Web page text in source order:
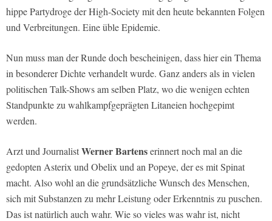
hippe Partydroge der High-Society mit den heute bekannten Folgen
und Verbreitungen. Eine üble Epidemie.
Nun muss man der Runde doch bescheinigen, dass hier ein Thema
in besonderer Dichte verhandelt wurde. Ganz anders als in vielen
politischen Talk-Shows am selben Platz, wo die wenigen echten
Standpunkte zu wahlkampfgeprägten Litaneien hochgepimt
werden.
Arzt und JournalistWerner Bartenserinnert noch mal an die
gedopten Asterix und Obelix und an Popeye, der es mit Spinat
macht. Also wohl an die grundsätzliche Wunsch des Menschen,
sich mit Substanzen zu mehr Leistung oder Erkenntnis zu puschen.
Das ist natürlich auch wahr. Wie so vieles was wahr ist, nicht